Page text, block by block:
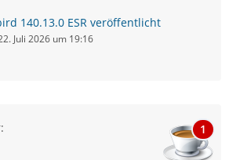
140.13.0 ESR veröffentlicht
Juli 2026 um 19:16
1